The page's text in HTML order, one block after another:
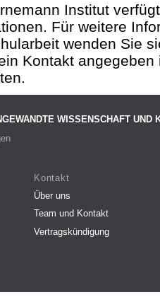
Institut
Für weitere
wenden Sie
Kontakt
WISSENSCHAFT UND
Kontakt
Über uns
Team und Kontakt
Vertragskündigung